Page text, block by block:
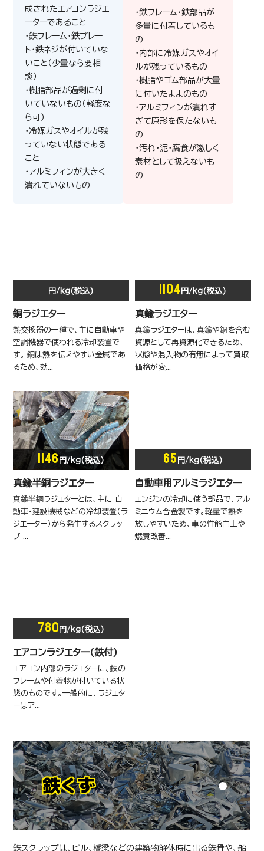
200円/kg(税込)
業務用エアコン内機
成されたエアコンラジエ
ーターであること
・鉄フレーム・鉄プレー
ト・鉄ネジが付いていな
いこと（少量なら要相
談）
・樹脂部品が過剰に付
いていないもの（軽度な
ら可）
・冷媒ガスやオイルが残
っていない状態である
こと
・アルミフィンが大きく
潰れていないもの
・鉄フレーム・鉄部品が
多量に付着しているも
の
・内部に冷媒ガスやオイ
ルが残っているもの
・樹脂やゴム部品が大量
に付いたままのもの
・アルミフィンが潰れす
ぎて原形を保たないも
の
・汚れ・泥・腐食が激しく
素材として扱えないも
の
円/kg(税込)
銅ラジエター
熱交換器の一種で、主に自動車や
空調機器で使われる冷却装置で
す。 銅は熱を伝えやすい金属であ
るため、効...
1104 円/kg(税込)
真鍮ラジエター
真鍮ラジエターは、真鍮や銅を含む
資源として再資源化できるため、
状態や混入物の有無によって買取
価格が変...
1146円/kg(税込)
真鍮半銅ラジエター
真鍮半銅ラジエターとは、主に 自
動車・建設機械などの冷却装置（ラ
ジエーター）から発生するスクラッ
プ ...
65 円/kg(税込)
自動車用アルミラジエター
エンジンの冷却に使う部品で、アル
ミニウム合金製です。軽量で熱を
放しやすいため、車の性能向上や
燃費改善...
780 円/kg(税込)
エアコンラジエター(鉄付)
エアコン内部のラジエターに、鉄の
フレームや付着物が付いている状
態のものです。一般的に、ラジエタ
ーはア...
鉄くず
鉄スクラップは、ビル、橋梁などの建築物解体時に出る鉄骨や、船